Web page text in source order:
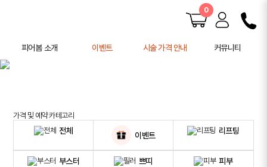
0
피어봄 소개 이벤트 시술 가격 안내 커뮤니티
주의사항 안내
가격 및 예약 카테고리
전체 이벤트 리프팅
부스터 쁘띠 피부